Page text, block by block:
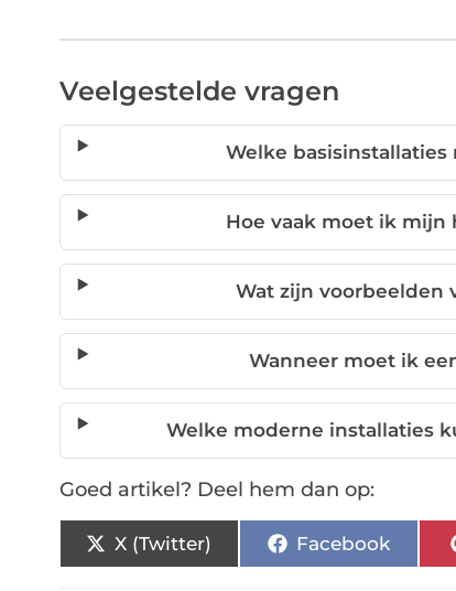
Veelgestelde vragen
Welke
Hoe vaak moet ik mijn
Wat zijn voorbeelden
Wanneer moet ik
Welke moderne installaties
Goed artikel? Deel hem dan op:
X (Twitter) Facebook